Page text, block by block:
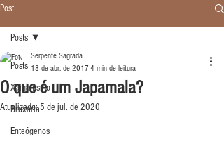
Post
Posts
Xamanismo
Bruxaria
Enteógenos
Posts
O que é um Japamala?
Serpente Sagrada
18 de abr. de 2017 4 min de leitura
Atualizado:5 de jul. de 2020